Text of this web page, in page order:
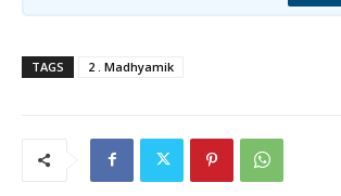
TAGS 2 . Madhyamik